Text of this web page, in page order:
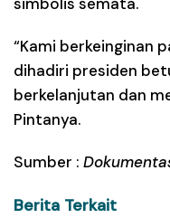
“Kami berkeinginan
dihadiri presiden
berkelanjutan dan
Pintanya.
Sumber :
Berita Terkait